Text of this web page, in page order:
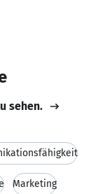
sehen.
Marketing